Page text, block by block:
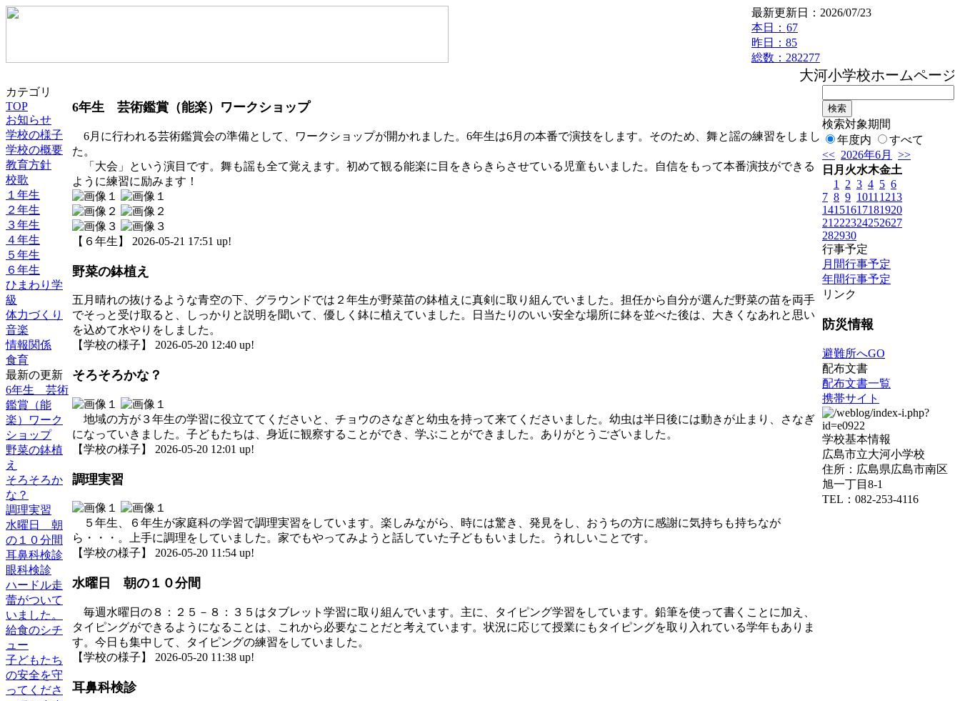
最新更新日：2026/07/23
本日： 67
昨日：85
総数：282277
大河小学校ホームページ
カテゴリ
TOP
お知らせ
学校の様子
学校の概要
教育方針
校歌
１年生
２年生
３年生
４年生
５年生
６年生
ひまわり学
級
体力づくり
音楽
情報関係
食育
最新の更新
6年生 芸術
鑑賞（能
楽）ワーク
ショップ
野菜の鉢植
え
そろそろか
な？
調理実習
水曜日 朝
の１０分間
耳鼻科検診
眼科検診
ハードル走
蕾がついて
いました。
給食のシチ
ュー
子どもたち
の安全を守
ってくださ
6年生 芸術鑑賞（能楽）ワークショップ
6月に行われる芸術鑑賞会の準備として、ワークショップが開かれました。6年生は6月の本番で演技をします。そのため、舞と謡の練習をしまし
た。
「大会」という演目です。舞も謡も全て覚えます。初めて観る能楽に目をきらきらさせている児童もいました。自信をもって本番演技ができる
ように練習に励みます！
【６年生】 2026-05-21 17:51 up!
野菜の鉢植え
五月晴れの抜けるような青空の下、グラウンドでは２年生が野菜苗の鉢植えに真剣に取り組んでいました。担任から自分が選んだ野菜の苗を両手
でそっと受け取ると、しっかりと説明を聞いて、優しく鉢に植えていました。日当たりのいい安全な場所に鉢を並べた後は、大きくなあれと思い
を込めて水やりをしました。
【学校の様子】 2026-05-20 12:40 up!
そろそろかな？
地域の方が３年生の学習に役立ててくださいと、チョウのさなぎと幼虫を持って来てくださいました。幼虫は半日後には動きが止まり、さなぎ
になっていきました。子どもたちは、身近に観察することができ、学ぶことができました。ありがとうございました。
【学校の様子】 2026-05-20 12:01 up!
調理実習
５年生、６年生が家庭科の学習で調理実習をしています。楽しみながら、時には驚き、発見をし、おうちの方に感謝に気持ちも持ちなが
ら・・・。上手に調理をしていました。家でもやってみようと話していた子どももいました。うれしいことです。
【学校の様子】 2026-05-20 11:54 up!
水曜日 朝の１０分間
毎週水曜日の８：２５－８：３５はタブレット学習に取り組んでいます。主に、タイピング学習をしています。鉛筆を使って書くことに加え、
タイピングができるようになることは、これから必要なことだと考えています。状況に応じて授業にもタイピングを取り入れている学年もありま
す。今日も集中して、タイピングの練習をしていました。
【学校の様子】 2026-05-20 11:38 up!
耳鼻科検診
検索対象期間
年度内
すべて
<< 2026年6月
>>
日 月 火水木金土
1
2 3 4 5 6
7 8 9 1011 1213
14151617181920
21 222324252627
282930
行事予定
月間行事予定
年間行事予定
リンク
防災情報
避難所へGO
配布文書
配布文書一覧
携帯サイト
学校基本情報
広島市立大河小学校
住所：広島県広島市南区
旭一丁目8-1
TEL：082-253-4116